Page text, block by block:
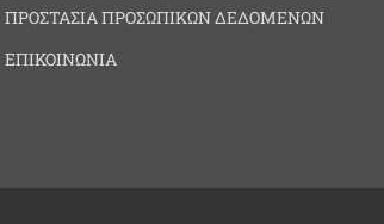
ΠΡΟΣΤΑΣΙΑ ΠΡΟΣΩΠΙΚΩΝ ΔΕΔΟΜΕΝΩΝ
ΕΠΙΚΟΙΝΩΝΙΑ